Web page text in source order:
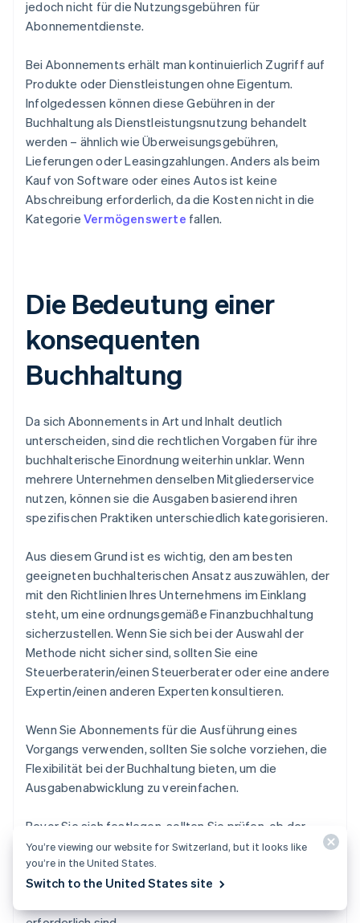
jedoch nicht für die Nutzungsgebühren für
Abonnementdienste.
Bei Abonnements erhält man kontinuierlich Zugriff auf
Produkte oder Dienstleistungen ohne Eigentum.
Infolgedessen können diese Gebühren in der
Buchhaltung als Dienstleistungsnutzung behandelt
werden – ähnlich wie Überweisungsgebühren,
Lieferungen oder Leasingzahlungen. Anders als beim
Kauf von Software oder eines Autos ist keine
Abschreibung erforderlich, da die Kosten nicht in die
Kategorie Vermögenswerte fallen.
Die Bedeutung einer
konsequenten
Buchhaltung
Da sich Abonnements in Art und Inhalt deutlich
unterscheiden, sind die rechtlichen Vorgaben für ihre
buchhalterische Einordnung weiterhin unklar. Wenn
mehrere Unternehmen denselben Mitgliederservice
nutzen, können sie die Ausgaben basierend ihren
spezifischen Praktiken unterschiedlich kategorisieren.
Aus diesem Grund ist es wichtig, den am besten
geeigneten buchhalterischen Ansatz auszuwählen, der
mit den Richtlinien Ihres Unternehmens im Einklang
steht, um eine ordnungsgemäße Finanzbuchhaltung
sicherzustellen. Wenn Sie sich bei der Auswahl der
Methode nicht sicher sind, sollten Sie eine
Steuerberaterin/einen Steuerberater oder eine andere
Expertin/einen anderen Experten konsultieren.
Wenn Sie Abonnements für die Ausführung eines
Vorgangs verwenden, sollten Sie solche vorziehen, die
Flexibilität bei der Buchhaltung bieten, um die
Ausgabenabwicklung zu vereinfachen.
Bevor Sie sich festlegen, sollten Sie prüfen, ob der
Anbieter des Abonnements verschiedene
Pauschaltarife und Zahlungsoptionen anbietet;
vergewissern Sie sich auch, dass Rechnungen und
You’re viewing our website for Switzerland, but it looks like
you’re in the United States.
Switch to the United States site